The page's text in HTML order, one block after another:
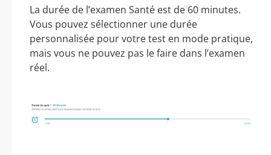
La durée de l’examen Santé est de 60 minutes.
Vous pouvez sélectionner une durée
personnalisée pour votre test en mode pratique,
mais vous ne pouvez pas le faire dans l’examen
réel.